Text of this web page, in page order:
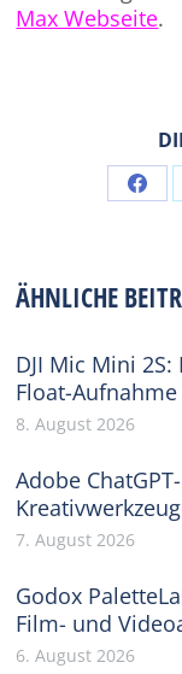
Max Webseite.
ÄHNLICHE
DJI Mic Mini
Float-Aufnahme
8. August 2026
Adobe
7. August 2026
Godox
Film- und
6. August 2026